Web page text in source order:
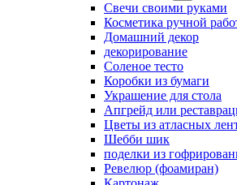
Свечи своими руками
Косметика ручной
Домашний декор
декорирование
Соленое тесто
Коробки из бумаги
Украшение для стола
Апгрейд или
Цветы из атласных
Шебби шик
поделки из
Ревелюр (фоамиран)